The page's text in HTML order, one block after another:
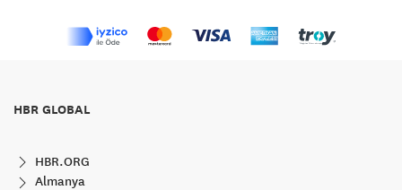
HBR GLOBAL
HBR.ORG
Almanya